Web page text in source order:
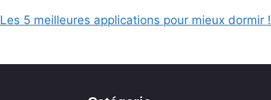
Les 5 meilleures applications pour mieux dormir !